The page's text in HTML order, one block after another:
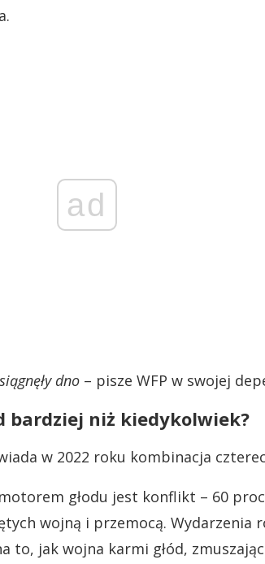
ad
dno – pisze WFP w swojej
bardziej niż kiedykolwiek?
w 2022 roku kombinacja
głodu jest konflikt – 60
wojną i przemocą. Wydarzenia
to, jak wojna karmi głód,